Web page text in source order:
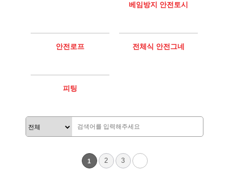
베임방지 안전토시
안전로프 전체식 안전그네
피팅
1 2 3